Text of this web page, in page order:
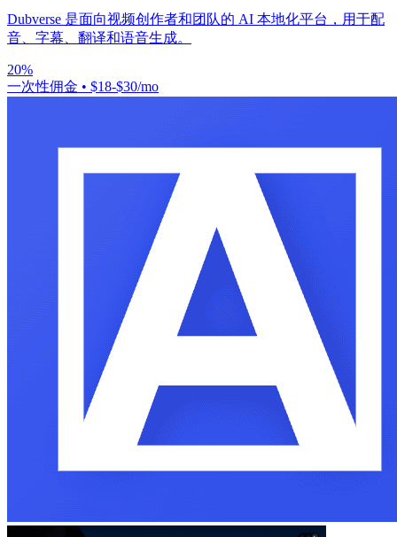
Dubverse 是面向视频创作者和团队的 AI 本地化平台，用于配
音、字幕、翻译和语音生成。
20%
一次性佣金 • $18-$30/mo